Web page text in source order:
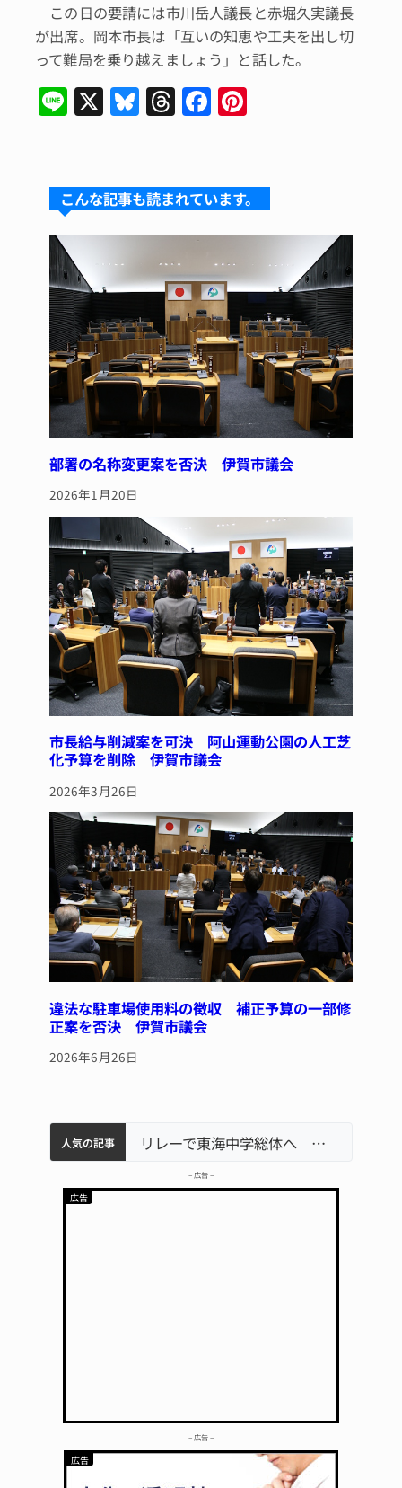
この日の要請には市川岳人議長と赤堀久実議長
が出席。岡本市長は「互いの知恵や工夫を出し切
って難局を乗り越えましょう」と話した。
Li
n
X Bl
u
s
k
y
T
hr
a
d
s
F
a
e
b
o
o
k
re
st
こんな記事も読まれています。
部署の名称変更案を否決 伊賀市議会
2026年1月20日
市長給与削減案を可決 阿山運動公園の人工芝
化予算を削除 伊賀市議会
2026年3月26日
違法な駐車場使用料の徴収 補正予算の一部修
正案を否決 伊賀市議会
2026年6月26日
人気の記事
中学校の陶壁モニュメント 地元建設会社がボランティアで清掃 伊賀名張市立病院のDMAT、熊本地震の被災地へ 能登以来3回目の派遣
【インターハイ⑨】ソフトテニス ミス減らし上位狙う 近大高専 リレーで東海中学総体へ 伊賀・名張
– 広告 –
– 広告 –